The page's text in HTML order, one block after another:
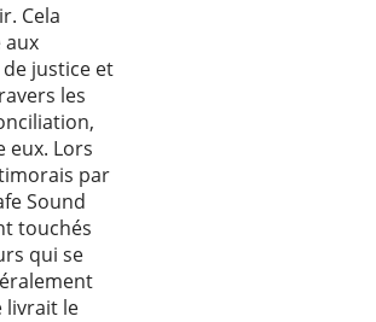
Cela
aux
justice et
les
eux. Lors
par
Sound
touchés
qui se
livrait le